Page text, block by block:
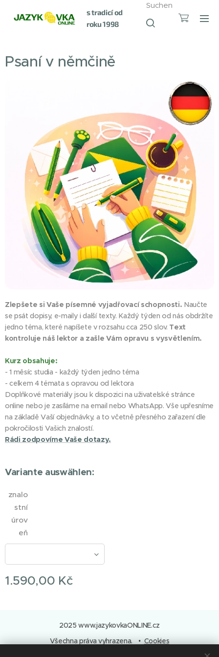
s tradicí od
roku 1998
Suchen
Psaní v němčině
Zlepšete si Vaše písemné vyjadřovací schopnosti. Naučte
se psát dopisy, e-maily i další texty. Každý týden od nás obdržíte
jedno téma, které napíšete v rozsahu cca 250 slov. Text
kontroluje náš lektor a zašle Vám opravu s vysvětlením.
Kurz obsahuje:
- 1 měsíc studia - každý týden jedno téma
- celkem 4 témata s opravou od lektora
Doplňkové materiály jsou k dispozici na uživatelské stránce
online nebo je zasíláme na email nebo WhatsApp. Vše upřesníme
na základě Vaší objednávky, a to včetně přesného zařazení dle
pokročilosti Vašich znalostí.
Rádi zodpovíme Vaše dotazy.
Variante auswählen:
znalo
stní
úrov
eň
1.590,00 Kč
2025 www.jazykovkaONLINE.cz
Všechna práva vyhrazena.
Cookies